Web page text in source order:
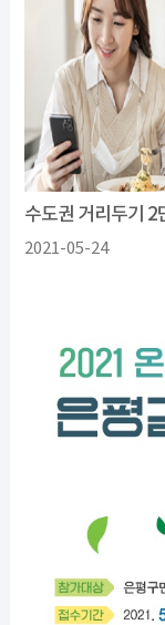
수도권 거리두기 2
2021-05-24